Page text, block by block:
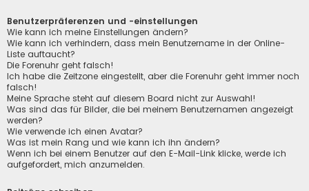
Benutzerpräferenzen und -einstellungen
Wie kann ich meine Einstellungen ändern?
Wie kann ich verhindern, dass mein Benutzername in der Online-
Liste auftaucht?
Die Forenuhr geht falsch!
Ich habe die Zeitzone eingestellt, aber die Forenuhr geht immer noch
falsch!
Meine Sprache steht auf diesem Board nicht zur Auswahl!
Was sind das für Bilder, die bei meinem Benutzernamen angezeigt
werden?
Wie verwende ich einen Avatar?
Was ist mein Rang und wie kann ich ihn ändern?
Wenn ich bei einem Benutzer auf den E-Mail-Link klicke, werde ich
aufgefordert, mich anzumelden.